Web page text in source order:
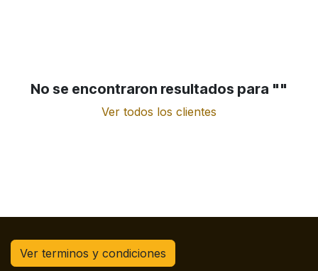
No se encontraron resultados para ""
Ver todos los clientes
Ver terminos y condiciones